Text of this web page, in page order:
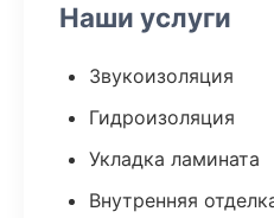
Наши услуги
Звукоизоляция
Гидроизоляция
Укладка ламината
Внутренняя